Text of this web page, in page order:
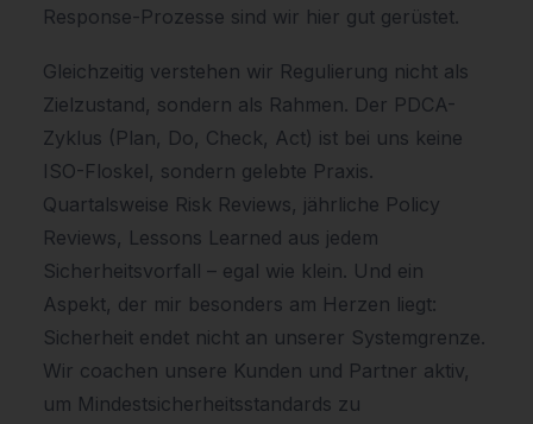
Response-Prozesse sind wir hier gut gerüstet.
Gleichzeitig verstehen wir Regulierung nicht als
Zielzustand, sondern als Rahmen. Der PDCA-
Zyklus (Plan, Do, Check, Act) ist bei uns keine
ISO-Floskel, sondern gelebte Praxis.
Quartalsweise Risk Reviews, jährliche Policy
Reviews, Lessons Learned aus jedem
Sicherheitsvorfall – egal wie klein. Und ein
Aspekt, der mir besonders am Herzen liegt:
Sicherheit endet nicht an unserer Systemgrenze.
Wir coachen unsere Kunden und Partner aktiv,
um Mindestsicherheitsstandards zu